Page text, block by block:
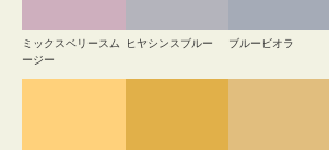
ミックスベリースム
ージー
ヒヤシンスブルー ブルービオラ